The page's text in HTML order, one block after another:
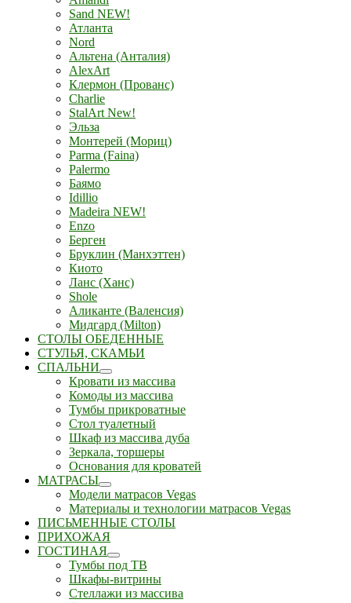
Sand NEW!
Атланта
Nord
Альтена (Анталия)
AlexArt
Клермон (Прованс)
Charlie
StalArt New!
Эльза
Монтерей (Мориц)
Parma (Faina)
Palermo
Баямо
Idillio
Madeira NEW!
Enzo
Берген
Бруклин (Манхэттен)
Киото
Ланс (Ханс)
Shole
Аликанте (Валенсия)
Мидгард (Milton)
СТОЛЫ ОБЕДЕННЫЕ
СТУЛЬЯ, СКАМЬИ
СПАЛЬНИ
Кровати из массива
Комоды из массива
Тумбы прикроватные
Стол туалетный
Шкаф из массива дуба
Зеркала, торшеры
Основания для кроватей
МАТРАСЫ
Модели матрасов Vegas
Материалы и технологии матрасов Vegas
ПИСЬМЕННЫЕ СТОЛЫ
ПРИХОЖАЯ
ГОСТИНАЯ
Тумбы под ТВ
Шкафы-витрины
Стеллажи из массива